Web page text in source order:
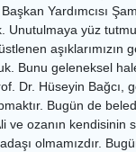
Yardımcısı
Unutulmaya yüz
Bunu geleneksel
Dr. Hüseyin Bağcı,
Bugün de
ve ozanın kendisinin
olmamızdır.